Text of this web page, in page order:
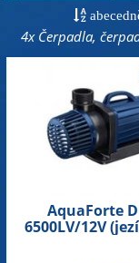
4x Čerpadla,
AquaForte
6500LV/12V